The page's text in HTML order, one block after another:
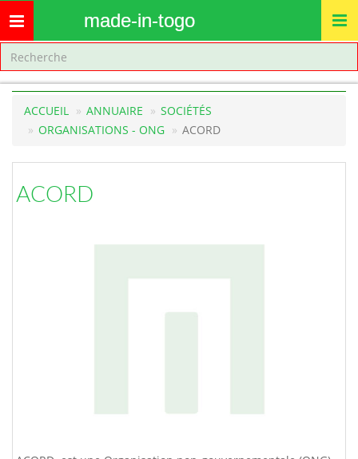
Toggle
navigation
made-in-togo
ACCUEIL ANNUAIRE
SOCIÉTÉS
ORGANISATIONS - ONG
ACORD
ACORD